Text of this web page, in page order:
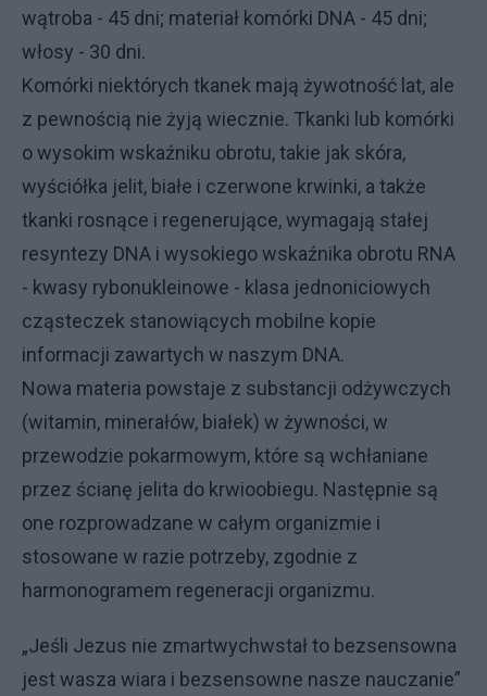
wątroba - 45 dni; materiał komórki DNA - 45 dni;
włosy - 30 dni.
Komórki niektórych tkanek mają żywotność lat, ale
z pewnością nie żyją wiecznie. Tkanki lub komórki
o wysokim wskaźniku obrotu, takie jak skóra,
wyściółka jelit, białe i czerwone krwinki, a także
tkanki rosnące i regenerujące, wymagają stałej
resyntezy DNA i wysokiego wskaźnika obrotu RNA
- kwasy rybonukleinowe - klasa jednoniciowych
cząsteczek stanowiących mobilne kopie
informacji zawartych w naszym DNA.
Nowa materia powstaje z substancji odżywczych
(witamin, minerałów, białek) w żywności, w
przewodzie pokarmowym, które są wchłaniane
przez ścianę jelita do krwioobiegu. Następnie są
one rozprowadzane w całym organizmie i
stosowane w razie potrzeby, zgodnie z
harmonogramem regeneracji organizmu.
„Jeśli Jezus nie zmartwychwstał to bezsensowna
jest wasza wiara i bezsensowne nasze nauczanie”